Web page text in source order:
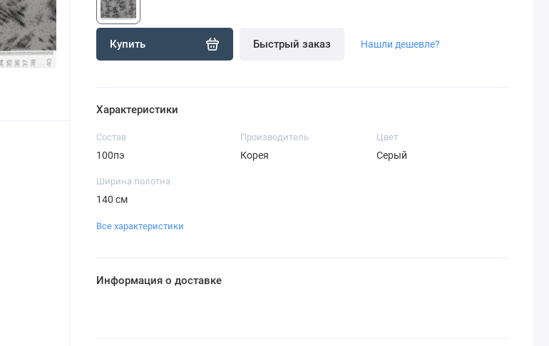
Купить Быстрый заказ Нашли дешевле?
Характеристики
Состав
100пэ
Производитель
Корея
Цвет
Серый
Ширина полотна
140 см
Все характеристики
Информация о доставке